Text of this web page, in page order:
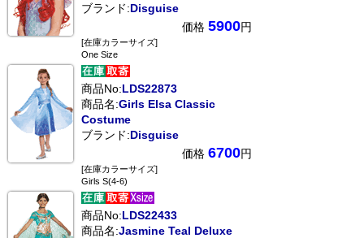
ブランド:Disguise
価格 5900円
[在庫カラーサイズ]
One Size
商品No:LDS22873
商品名:Girls Elsa Classic
Costume
ブランド:Disguise
価格 6700円
[在庫カラーサイズ]
Girls S(4-6)
商品No:LDS22433
商品名:Jasmine Teal Deluxe